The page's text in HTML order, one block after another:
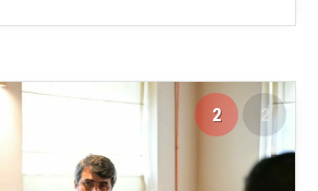
2 2